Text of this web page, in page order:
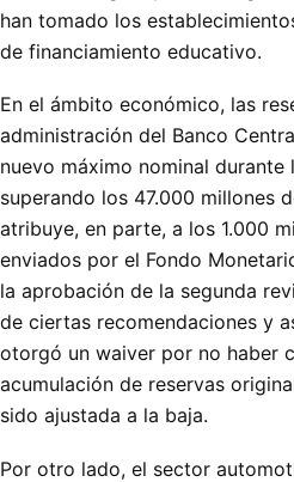
han tomado los
de financiamiento educativo.
En el ámbito económico, las
administración del Banco
nuevo máximo nominal
superando los 47.000 millones
atribuye, en parte, a los 1.000
enviados por el Fondo
la aprobación de la segunda
de ciertas recomendaciones y
otorgó un waiver por no haber
acumulación de reservas
sido ajustada a la baja.
Por otro lado, el sector